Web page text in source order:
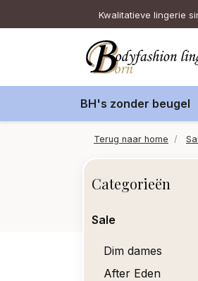
Kwalitatieve lingerie
BH's zonder beugel
Terug naar home
Categorieën
Sale
Dim dames
After Eden